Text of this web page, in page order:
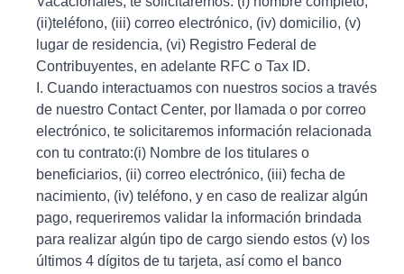
(ii)teléfono, (iii) correo electrónico, (iv) domicilio, (v)
lugar de residencia, (vi) Registro Federal de
Contribuyentes, en adelante RFC o Tax ID.
I. Cuando interactuamos con nuestros socios a través
de nuestro Contact Center, por llamada o por correo
electrónico, te solicitaremos información relacionada
con tu contrato:(i) Nombre de los titulares o
beneficiarios, (ii) correo electrónico, (iii) fecha de
nacimiento, (iv) teléfono, y en caso de realizar algún
pago, requeriremos validar la información brindada
para realizar algún tipo de cargo siendo estos (v) los
últimos 4 dígitos de tu tarjeta, así como el banco